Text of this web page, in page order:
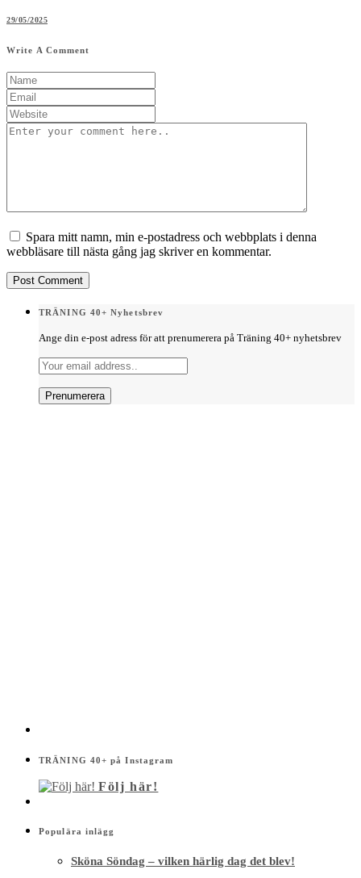
29/05/2025
Write A Comment
Spara mitt namn, min e-postadress och webbplats i denna
webbläsare till nästa gång jag skriver en kommentar.
TRÄNING 40+ Nyhetsbrev
Ange din e-post adress för att prenumerera på Träning 40+ nyhetsbrev
TRÄNING 40+ på Instagram
Följ här!
Populära inlägg
Sköna Söndag – vilken härlig dag det blev!